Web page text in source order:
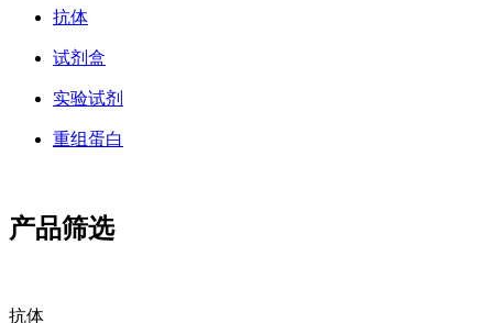
抗体
试剂盒
实验试剂
重组蛋白
产品筛选
抗体